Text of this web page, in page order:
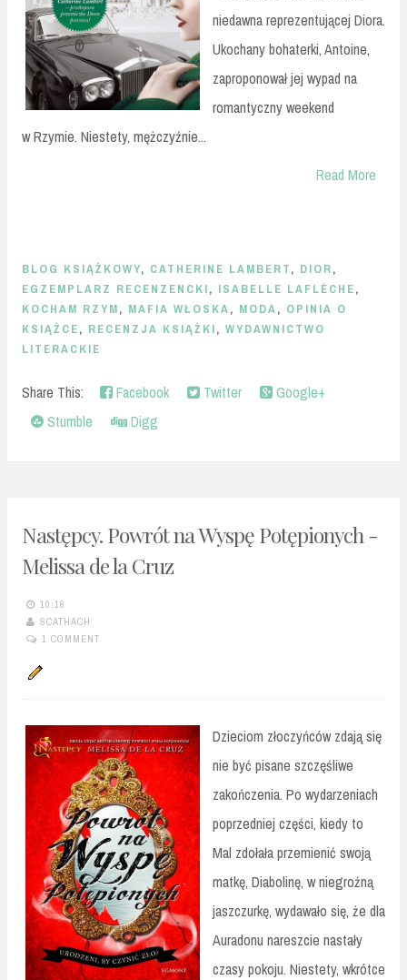
niedawna reprezentującej Diora.
Ukochany bohaterki, Antoine,
zaproponował jej wypad na
romantyczny weekend
w Rzymie. Niestety, mężczyźnie...
Read More
BLOG KSIĄŻKOWY, CATHERINE LAMBERT, DIOR,
EGZEMPLARZ RECENZENCKI, ISABELLE LAFLÈCHE,
KOCHAM RZYM, MAFIA WŁOSKA, MODA, OPINIA O
KSIĄŻCE, RECENZJA KSIĄŻKI, WYDAWNICTWO
LITERACKIE
Share This: Facebook Twitter
Google+
Stumble
Digg
Następcy. Powrót na Wyspę Potępionych -
Melissa de la Cruz
10:16
SCATHACH
1 COMMENT
Dzieciom złoczyńców zdają się
nie być pisane szczęśliwe
zakończenia. Po wydarzeniach
poprzedniej części, kiedy to
Mal zdołała przemienić swoją
matkę, Diabolinę, w niegroźną
jaszczurkę, wydawało się, że dla
Auradonu nareszcie nastały
czasy pokoju. Niestety, wkrótce